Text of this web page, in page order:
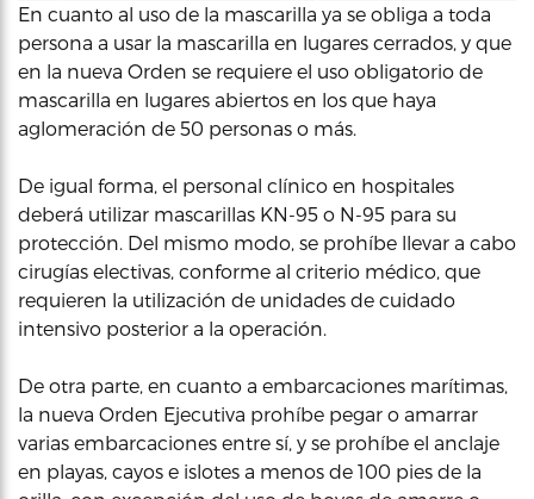
En cuanto al uso de la mascarilla ya se obliga a toda
persona a usar la mascarilla en lugares cerrados, y que
en la nueva Orden se requiere el uso obligatorio de
mascarilla en lugares abiertos en los que haya
aglomeración de 50 personas o más.
De igual forma, el personal clínico en hospitales
deberá utilizar mascarillas KN-95 o N-95 para su
protección. Del mismo modo, se prohíbe llevar a cabo
cirugías electivas, conforme al criterio médico, que
requieren la utilización de unidades de cuidado
intensivo posterior a la operación.
De otra parte, en cuanto a embarcaciones marítimas,
la nueva Orden Ejecutiva prohíbe pegar o amarrar
varias embarcaciones entre sí, y se prohíbe el anclaje
en playas, cayos e islotes a menos de 100 pies de la